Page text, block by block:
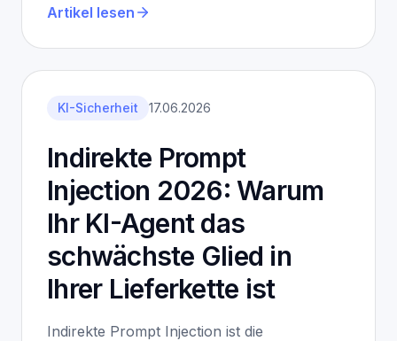
Artikel lesen
KI-Sicherheit 17.06.2026
Indirekte Prompt
Injection 2026: Warum
Ihr KI-Agent das
schwächste Glied in
Ihrer Lieferkette ist
Indirekte Prompt Injection ist die